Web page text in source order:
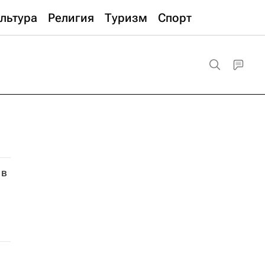
Религия Туризм Спорт